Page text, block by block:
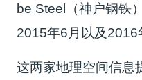
be Steel（神户钢铁
2015年6月以及2016
这两家地理空间信息